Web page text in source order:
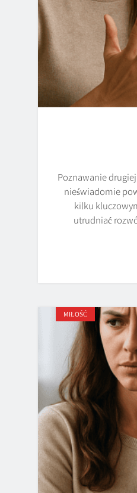
Poznawanie
nieświadomie
kilku
utrudniać
MIŁOŚĆ